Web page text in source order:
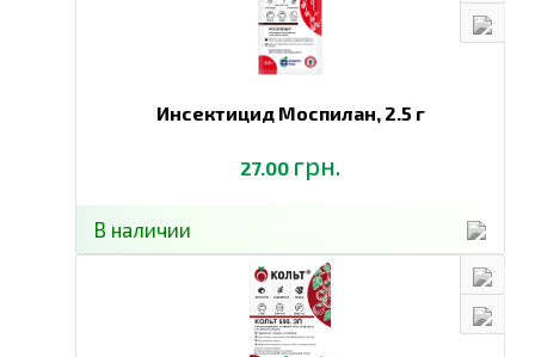
Инсектицид Моспилан, 2.5 г
27.00 грн.
В наличии